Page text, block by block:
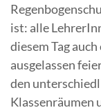
ist: alle
diesem Tag
ausgelassen
den
Klassenräumen